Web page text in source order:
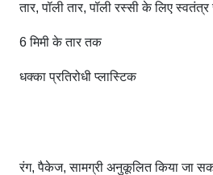
तार, पॉली तार, पॉली रस्सी के लिए
6 मिमी के तार तक
धक्का प्रतिरोधी प्लास्टिक
रंग, पैकेज, सामग्री अनुकूलित किया जा